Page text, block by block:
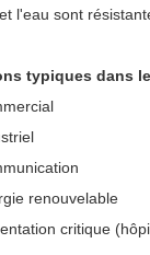
l'eau sont
typiques dans
renouvelable
critique